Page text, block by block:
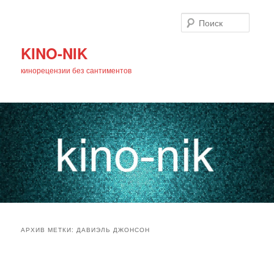
KINO-NIK
кинорецензии без сантиментов
АРХИВ МЕТКИ:ДАВИЭЛЬ ДЖОНСОН